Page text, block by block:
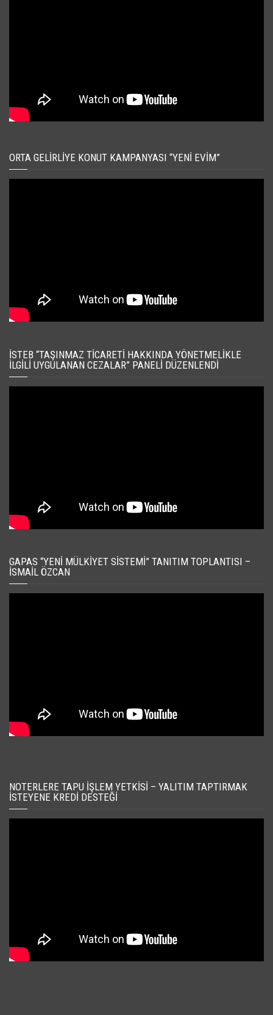
ORTA GELIRLIYE KONUT KAMPANYASI “YENI EVIM”
İSTEB “TAŞINMAZ TICARETI HAKKINDA YÖNETMELIKLE
İLGILI UYGULANAN CEZALAR” PANELI DÜZENLENDI
GAPAS “YENI MÜLKIYET SISTEMI” TANITIM TOPLANTISI –
İSMAIL ÖZCAN
NOTERLERE TAPU İŞLEM YETKISI – YALITIM TAPTIRMAK
İSTEYENE KREDI DESTEĞI